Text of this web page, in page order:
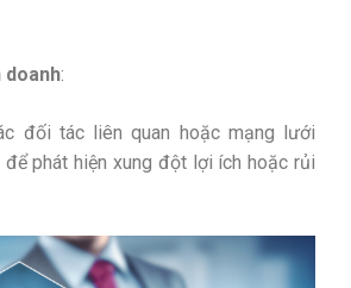
doanh:
đối tác liên quan hoặc mạng lưới
để phát hiện xung đột lợi ích hoặc rủi